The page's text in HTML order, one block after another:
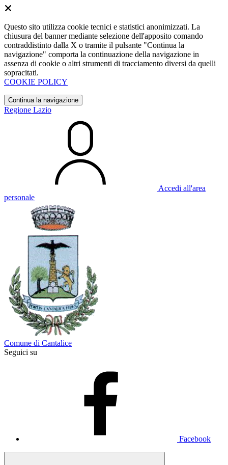
Questo sito utilizza cookie tecnici e statistici anonimizzati. La
chiusura del banner mediante selezione dell'apposito comando
contraddistinto dalla X o tramite il pulsante "Continua la
navigazione" comporta la continuazione della navigazione in
assenza di cookie o altri strumenti di tracciamento diversi da quelli
sopracitati.
COOKIE POLICY
Continua la navigazione
Regione Lazio
Accedi all'area
personale
Comune di Cantalice
Seguici su
Facebook